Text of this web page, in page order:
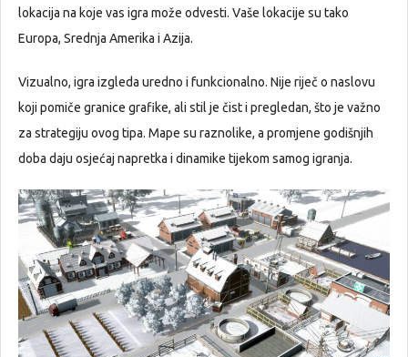
lokacija na koje vas igra može odvesti. Vaše lokacije su tako
Europa, Srednja Amerika i Azija.
Vizualno, igra izgleda uredno i funkcionalno. Nije riječ o naslovu
koji pomiče granice grafike, ali stil je čist i pregledan, što je važno
za strategiju ovog tipa. Mape su raznolike, a promjene godišnjih
doba daju osjećaj napretka i dinamike tijekom samog igranja.